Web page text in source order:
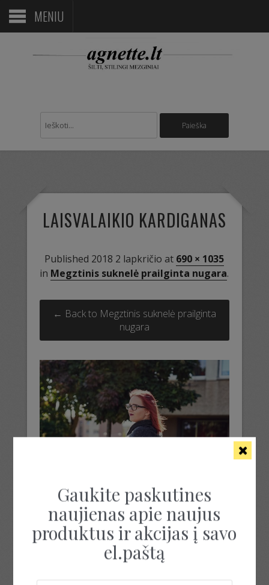
MENIU
LAISVALAIKIO KARDIGANAS
Published 2018 2 lapkričio at 690 × 1035
in Megztinis suknelė prailginta nugara.
← Back to Megztinis suknelė prailginta
nugara
Gaukite paskutines
naujienas apie naujus
produktus ir akcijas į savo
el.paštą